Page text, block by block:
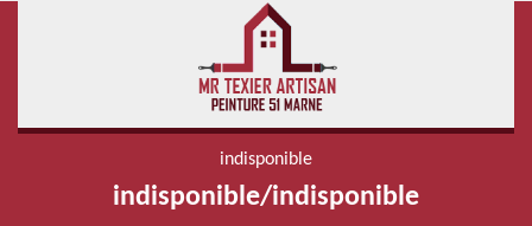
indisponible
indisponible/indisponible